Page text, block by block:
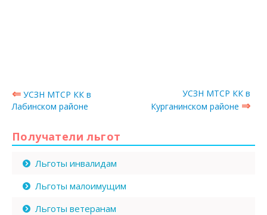
⇐ УСЗН МТСР КК в
Лабинском районе
УСЗН МТСР КК в
Курганинском районе ⇒
Получатели льгот
Льготы инвалидам
Льготы малоимущим
Льготы ветеранам